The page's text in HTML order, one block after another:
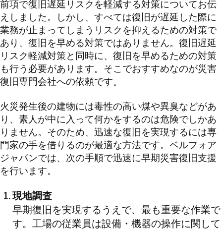
前項で復旧遅延リスクを軽減する対策についてお伝
えしました。しかし、すべては復旧が遅延した際に
業務が止まってしまうリスクを抑えるための対策で
あり、復旧を早める対策ではありません。復旧遅延
リスク軽減対策と同時に、復旧を早めるための対策
も行う必要があります。そこでおすすめなのが災害
復旧専門会社への依頼です。
火災発生後の建物には毒性の高い煤や異臭などがあ
り、素人が中に入って何かをするのは危険でしかあ
りません。そのため、迅速な復旧を実現するには専
門家の手を借りるのが最適な方法です。ベルフォア
ジャパンでは、次の手順で迅速に早期災害復旧支援
を行います。
現地調査
早期復旧を実現するうえで、最も重要な作業で
す。工場の従業員は設備・機器の操作に関して